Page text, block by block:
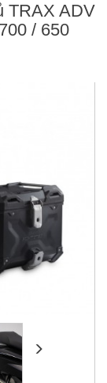
TRAX ADV
/ 650